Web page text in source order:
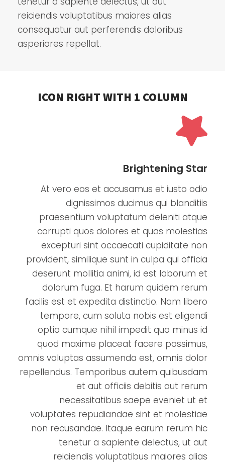
reiciendis voluptatibus maiores alias
consequatur aut perferendis doloribus
asperiores repellat.
ICON RIGHT WITH 1 COLUMN
Brightening Star
At vero eos et accusamus et iusto odio
dignissimos ducimus qui blanditiis
praesentium voluptatum deleniti atque
corrupti quos dolores et quas molestias
excepturi sint occaecati cupiditate non
provident, similique sunt in culpa qui officia
deserunt mollitia animi, id est laborum et
dolorum fuga. Et harum quidem rerum
facilis est et expedita distinctio. Nam libero
tempore, cum soluta nobis est eligendi
optio cumque nihil impedit quo minus id
quod maxime placeat facere possimus,
omnis voluptas assumenda est, omnis dolor
repellendus. Temporibus autem quibusdam
et aut officiis debitis aut rerum
necessitatibus saepe eveniet ut et
voluptates repudiandae sint et molestiae
non recusandae. Itaque earum rerum hic
tenetur a sapiente delectus, ut aut
reiciendis voluptatibus maiores alias